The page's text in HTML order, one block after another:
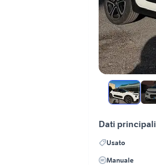
Dati principali
Usato
Manuale